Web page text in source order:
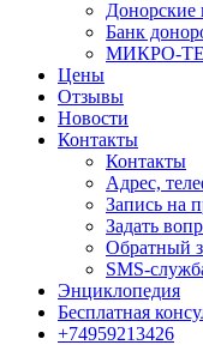
Банк
МИКРО-
Цены
Отзывы
Новости
Контакты
Контакты
Адрес,
Запись на
Задать
Обратный
SMS-
Энциклопедия
Бесплатная
+74959213426